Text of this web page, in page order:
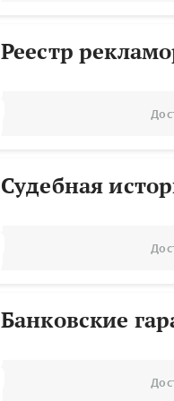
Реестр
Судебная
Банковские